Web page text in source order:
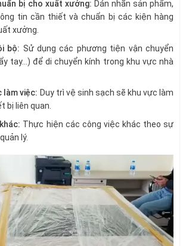
bị cho xuất xưởng: Dán nhãn sản phẩm,
tin cần thiết và chuẩn bị các kiện hàng
xưởng.
bộ: Sử dụng các phương tiện vận chuyển
tay…) để di chuyển kính trong khu vực nhà
làm việc: Duy trì vệ sinh sạch sẽ khu vực làm
bị liên quan.
Thực hiện các công việc khác theo sự
lý.